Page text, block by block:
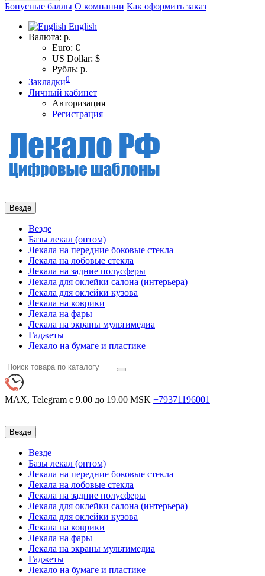
Бонусные баллы О компании Как оформить заказ
English
Валюта: р.
Euro: €
US Dollar: $
Рубль: р.
Закладки0
Личный кабинет
Авторизация
Регистрация
Везде
Везде
Базы лекал (оптом)
Лекала на передние боковые стекла
Лекала на лобовые стекла
Лекала на задние полусферы
Лекала для оклейки салона (интерьера)
Лекала для оклейки кузова
Лекала на коврики
Лекала на фары
Лекала на экраны мультимедиа
Гаджеты
Лекало на бумаге и пластике
MAX, Telegram с 9.00 до 19.00 MSK +79371196001
Везде
Везде
Базы лекал (оптом)
Лекала на передние боковые стекла
Лекала на лобовые стекла
Лекала на задние полусферы
Лекала для оклейки салона (интерьера)
Лекала для оклейки кузова
Лекала на коврики
Лекала на фары
Лекала на экраны мультимедиа
Гаджеты
Лекало на бумаге и пластике